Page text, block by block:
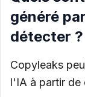
généré
détecter ?
Copyleaks
l'IA à partir de